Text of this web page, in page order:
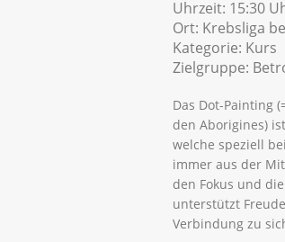
Uhrzeit: 15:30
Ort: Krebsliga
Kategorie: Kurs
Zielgruppe:
Das Dot-Painting
den Aborigines)
welche speziell
immer aus der
den Fokus und
unterstützt
Verbindung zu